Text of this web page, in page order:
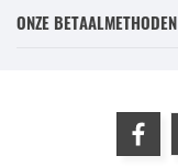
ONZE BETAALMETHODEN